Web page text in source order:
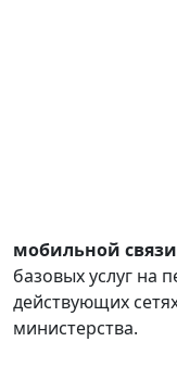
мобильной связи
базовых услуг на
действующих
министерства.